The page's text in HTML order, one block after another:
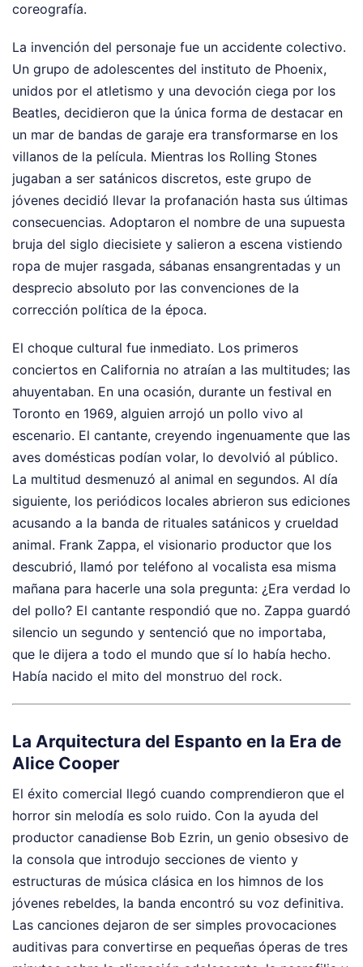
coreografía.
La invención del personaje fue un accidente colectivo.
Un grupo de adolescentes del instituto de Phoenix,
unidos por el atletismo y una devoción ciega por los
Beatles, decidieron que la única forma de destacar en
un mar de bandas de garaje era transformarse en los
villanos de la película. Mientras los Rolling Stones
jugaban a ser satánicos discretos, este grupo de
jóvenes decidió llevar la profanación hasta sus últimas
consecuencias. Adoptaron el nombre de una supuesta
bruja del siglo diecisiete y salieron a escena vistiendo
ropa de mujer rasgada, sábanas ensangrentadas y un
desprecio absoluto por las convenciones de la
corrección política de la época.
El choque cultural fue inmediato. Los primeros
conciertos en California no atraían a las multitudes; las
ahuyentaban. En una ocasión, durante un festival en
Toronto en 1969, alguien arrojó un pollo vivo al
escenario. El cantante, creyendo ingenuamente que las
aves domésticas podían volar, lo devolvió al público.
La multitud desmenuzó al animal en segundos. Al día
siguiente, los periódicos locales abrieron sus ediciones
acusando a la banda de rituales satánicos y crueldad
animal. Frank Zappa, el visionario productor que los
descubrió, llamó por teléfono al vocalista esa misma
mañana para hacerle una sola pregunta: ¿Era verdad lo
del pollo? El cantante respondió que no. Zappa guardó
silencio un segundo y sentenció que no importaba,
que le dijera a todo el mundo que sí lo había hecho.
Había nacido el mito del monstruo del rock.
La Arquitectura del Espanto en la Era de
Alice Cooper
El éxito comercial llegó cuando comprendieron que el
horror sin melodía es solo ruido. Con la ayuda del
productor canadiense Bob Ezrin, un genio obsesivo de
la consola que introdujo secciones de viento y
estructuras de música clásica en los himnos de los
jóvenes rebeldes, la banda encontró su voz definitiva.
Las canciones dejaron de ser simples provocaciones
auditivas para convertirse en pequeñas óperas de tres